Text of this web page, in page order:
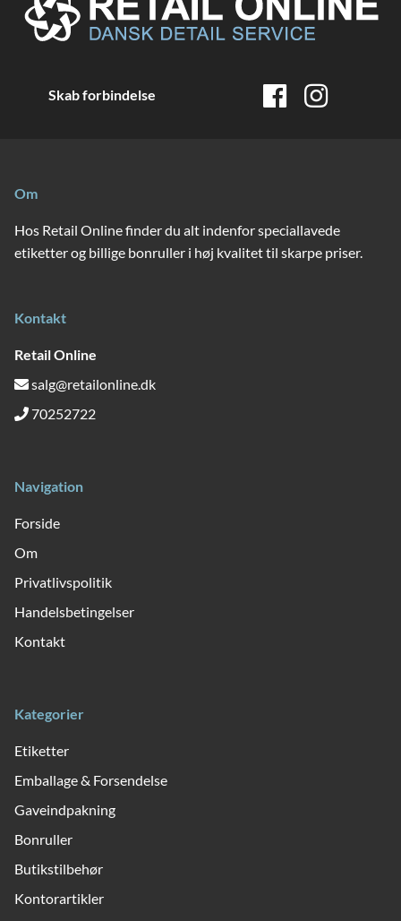
Skab forbindelse
Om
Hos Retail Online finder du alt indenfor speciallavede
etiketter og billige bonruller i høj kvalitet til skarpe priser.
Kontakt
Retail Online
salg@retailonline.dk
70252722
Navigation
Forside
Om
Privatlivspolitik
Handelsbetingelser
Kontakt
Kategorier
Etiketter
Emballage & Forsendelse
Gaveindpakning
Bonruller
Butikstilbehør
Kontorartikler